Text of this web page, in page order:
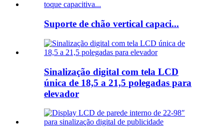
Suporte de chão vertical capaci...
Sinalização digital com tela LCD
única de 18,5 a 21,5 polegadas para
elevador